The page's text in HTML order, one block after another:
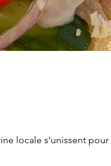
locale s’unissent